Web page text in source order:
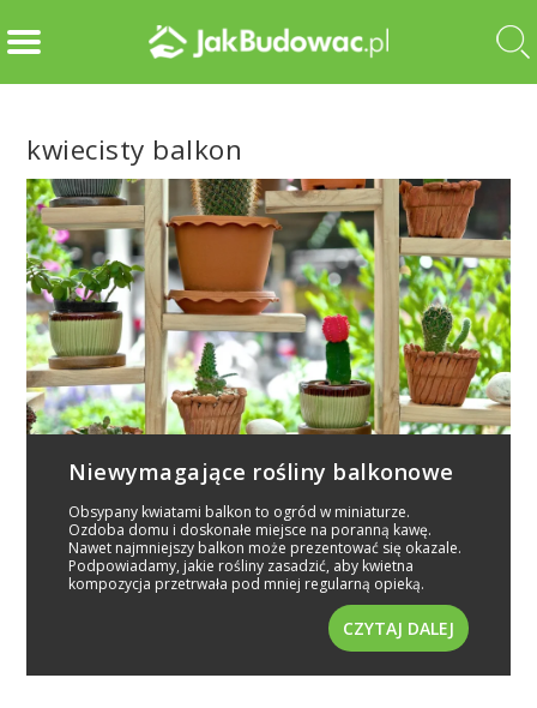
kwiecisty balkon
Niewymagające rośliny balkonowe
Obsypany kwiatami balkon to ogród w miniaturze.
Ozdoba domu i doskonałe miejsce na poranną kawę.
Nawet najmniejszy balkon może prezentować się okazale.
Podpowiadamy, jakie rośliny zasadzić, aby kwietna
kompozycja przetrwała pod mniej regularną opieką.
CZYTAJ DALEJ